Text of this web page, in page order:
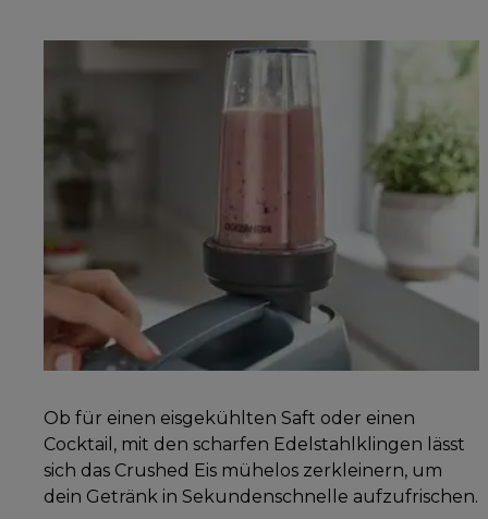
Ob für einen eisgekühlten Saft oder einen
Cocktail, mit den scharfen Edelstahlklingen lässt
sich das Crushed Eis mühelos zerkleinern, um
dein Getränk in Sekundenschnelle aufzufrischen.